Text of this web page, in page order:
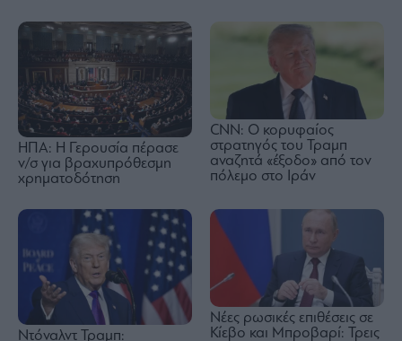
ΗΠΑ: Η Γερουσία πέρασε
ν/σ για βραχυπρόθεσμη
χρηματοδότηση
CNN: Ο κορυφαίος
στρατηγός του Τραμπ
αναζητά «έξοδο» από τον
πόλεμο στο Ιράν
Ντόναλντ Τραμπ:
Νέες ρωσικές επιθέσεις σε
Κίεβο και Μπροβαρί: Τρεις